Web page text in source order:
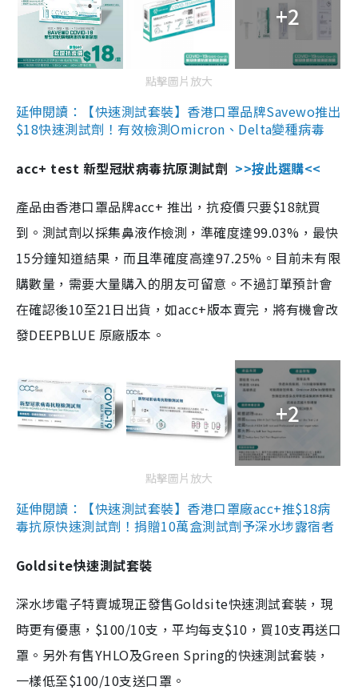
+2
點擊圖片放大
延伸閱讀：【快速測試套裝】香港口罩品牌Savewo推出
$18快速測試劑！有效檢測Omicron、Delta變種病毒
acc+ test 新型冠狀病毒抗原測試劑 >>按此選購<<
產品由香港口罩品牌acc+ 推出，抗疫價只要$18就買
到。測試劑以採集鼻液作檢測，準確度達99.03%，最快
15分鐘知道結果，而且準確度高達97.25%。目前未有限
購數量，需要大量購入的朋友可留意。不過訂單預計會
在確認後10至21日出貨，如acc+版本賣完，將有機會改
發DEEPBLUE 原廠版本。
+2
點擊圖片放大
延伸閱讀：【快速測試套裝】香港口罩廠acc+推$18病
毒抗原快速測試劑！捐贈10萬盒測試劑予深水埗露宿者
Goldsite快速測試套裝
深水埗電子特賣城現正發售Goldsite快速測試套裝，現
時更有優惠，$100/10支，平均每支$10，買10支再送口
罩。另外有售YHLO及Green Spring的快速測試套裝，
一樣低至$100/10支送口罩。